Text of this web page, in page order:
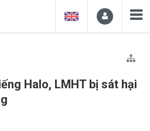
Halo, LMHT bị sát hại